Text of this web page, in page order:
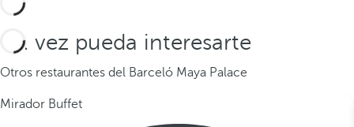
Tal vez pueda interesarte
Otros restaurantes del Barceló Maya Palace
Mirador Buffet